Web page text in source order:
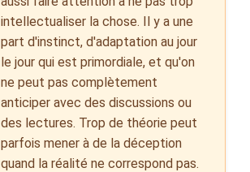
intellectualiser la chose. Il y a une
part d'instinct, d'adaptation au jour
le jour qui est primordiale, et qu'on
ne peut pas complètement
anticiper avec des discussions ou
des lectures. Trop de théorie peut
parfois mener à de la déception
quand la réalité ne correspond pas.